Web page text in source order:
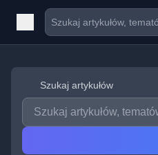
Szukaj artykułów